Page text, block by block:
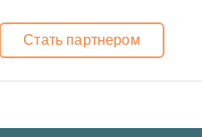
Стать партнером